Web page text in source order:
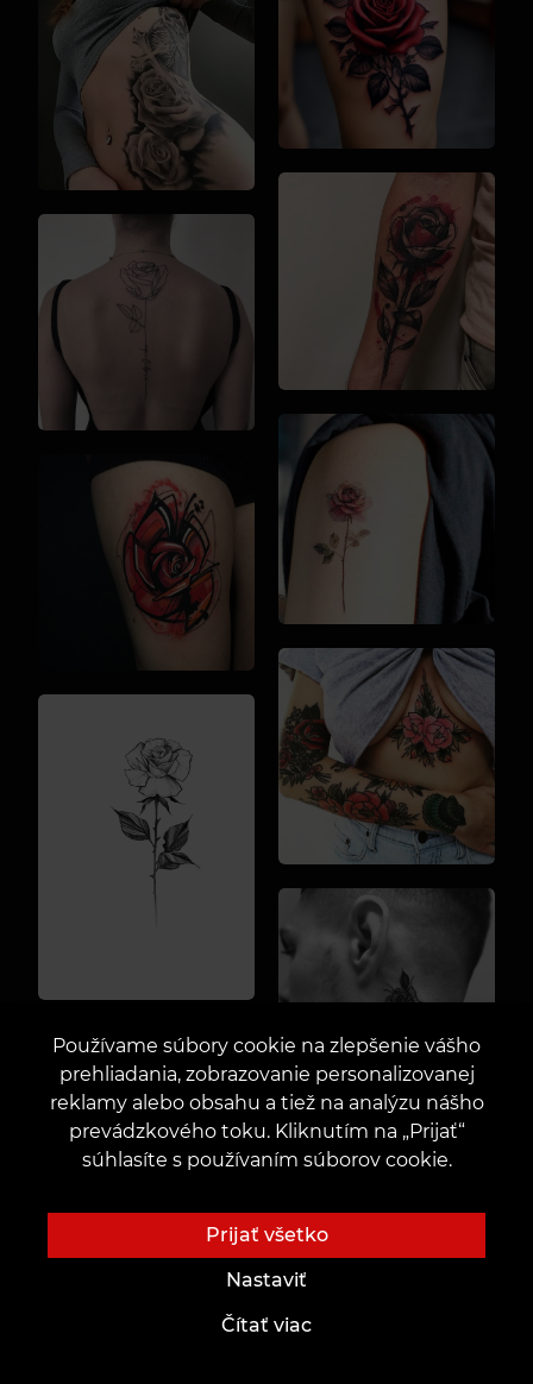
Používame súbory cookie na zlepšenie vášho
prehliadania, zobrazovanie personalizovanej
reklamy alebo obsahu a tiež na analýzu nášho
prevádzkového toku. Kliknutím na „Prijať“
súhlasíte s používaním súborov cookie.
Prijať všetko
Nastaviť
Čítať viac